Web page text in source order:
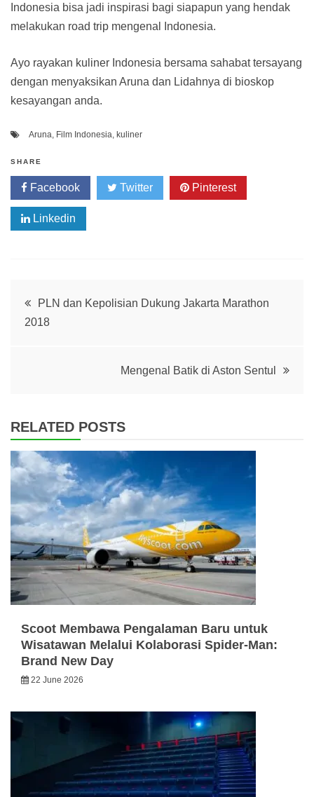
Indonesia bisa jadi inspirasi bagi siapapun yang hendak
melakukan road trip mengenal Indonesia.
Ayo rayakan kuliner Indonesia bersama sahabat tersayang
dengan menyaksikan Aruna dan Lidahnya di bioskop
kesayangan anda.
Aruna, Film Indonesia, kuliner
SHARE
Facebook Twitter Pinterest
Linkedin
PostPLN dan Kepolisian Dukung Jakarta Marathon
2018
Mengenal Batik di Aston Sentul
RELATED POSTS
Scoot Membawa Pengalaman Baru untuk
Wisatawan Melalui Kolaborasi Spider-Man:
Brand New Day
22 June 2026